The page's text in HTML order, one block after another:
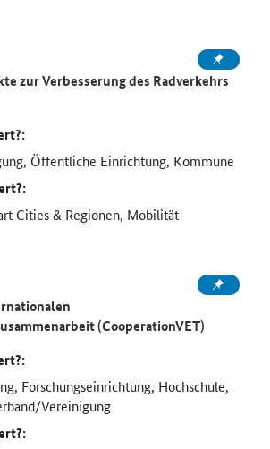
zur Verbesserung des Radverkehrs
Öffentliche Einrichtung, Kommune
Cities & Regionen, Mobilität
(CooperationVET)
Forschungseinrichtung, Hochschule,
Vereinigung